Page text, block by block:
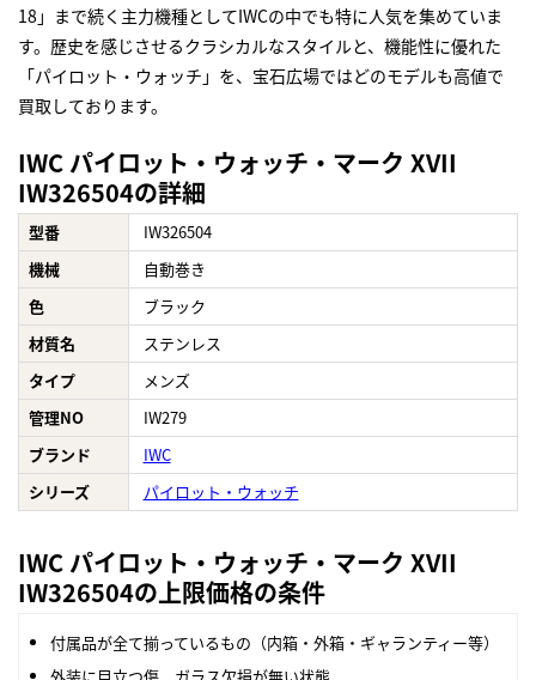
18」まで続く主力機種としてIWCの中でも特に人気を集めていま
す。歴史を感じさせるクラシカルなスタイルと、機能性に優れた
「パイロット・ウォッチ」を、宝石広場ではどのモデルも高値で
買取しております。
IWC パイロット・ウォッチ・マーク XVII
IW326504の詳細
型番
IW326504
機械
自動巻き
色
ブラック
材質名
ステンレス
タイプ
メンズ
管理NO
IW279
ブランド
IWC
シリーズ
パイロット・ウォッチ
IWC パイロット・ウォッチ・マーク XVII
IW326504の上限価格の条件
付属品が全て揃っているもの（内箱・外箱・ギャランティー等）